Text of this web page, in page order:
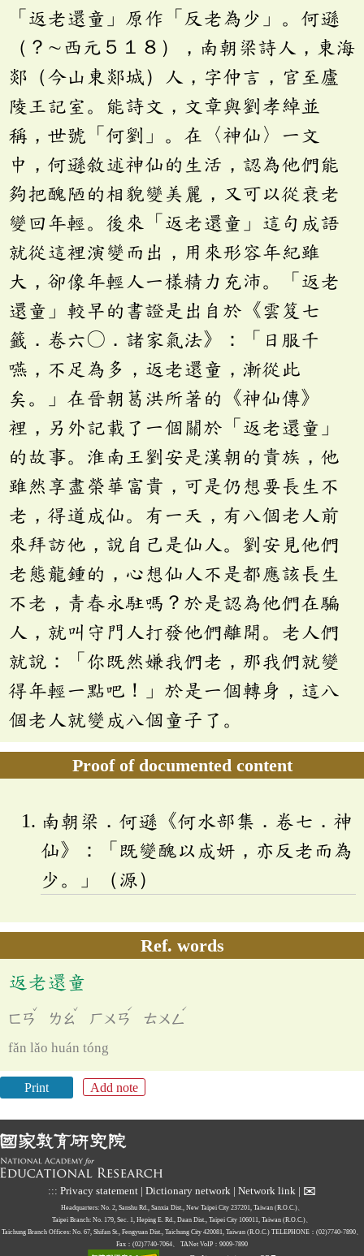
「返老還童」原作「反老為少」。何遜
（？∼西元５１８），南朝梁詩人，東海
郯（今山東郯城）人，字仲言，官至廬
陵王記室。能詩文，文章與劉孝綽並
稱，世號「何劉」。在〈神仙〉一文
中，何遜敘述神仙的生活，認為他們能
夠把醜陋的相貌變美麗，又可以從衰老
變回年輕。後來「返老還童」這句成語
就從這裡演變而出，用來形容年紀雖
大，卻像年輕人一樣精力充沛。「返老
還童」較早的書證是出自於《雲笈七
籤．卷六〇．諸家氣法》：「日服千
嚥，不足為多，返老還童，漸從此
矣。」在晉朝葛洪所著的《神仙傳》
裡，另外記載了一個關於「返老還童」
的故事。淮南王劉安是漢朝的貴族，他
雖然享盡榮華富貴，可是仍想要長生不
老，得道成仙。有一天，有八個老人前
來拜訪他，說自己是仙人。劉安見他們
老態龍鍾的，心想仙人不是都應該長生
不老，青春永駐嗎？於是認為他們在騙
人，就叫守門人打發他們離開。老人們
就說：「你既然嫌我們老，那我們就變
得年輕一點吧！」於是一個轉身，這八
個老人就變成八個童子了。
Proof of documented content
南朝梁．何遜《何水部集．卷七．神
仙》：「既變醜以成妍，亦反老而為
少。」（源）
Ref. words
返老還童
ㄈㄢ
ˇ
ㄌㄠ
ˇ
ㄏㄨㄢ
ˊ
ㄊㄨㄥ
ˊ
fǎn lǎo huán tóng
Print Add note
::: Privacy statement Dictionary network Network link ✉
Headquarters: No. 2, Sanshu Rd., Sanxia Dist., New Taipei City 237201, Taiwan (R.O.C.)、
Taipei Branch: No. 179, Sec. 1, Heping E. Rd., Daan Dist., Taipei City 106011, Taiwan (R.O.C.)、
Taichung Branch Offices: No. 67, Shifan St., Fengyuan Dist., Taichung City 420081, Taiwan (R.O.C.) TELEPHONE：(02)7740-7890、
Fax：(02)7740-7064、
TANet VoIP：9009-7890